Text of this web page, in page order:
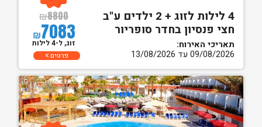
4 לילות לזוג + 2 ילדים ע"ב
חצי פנסיון בחדר סופריור
תאריכי האירוח:
09/08/2026 עד 13/08/2026
₪8800
₪7083
זוג, ל-4 לילות
פרטים